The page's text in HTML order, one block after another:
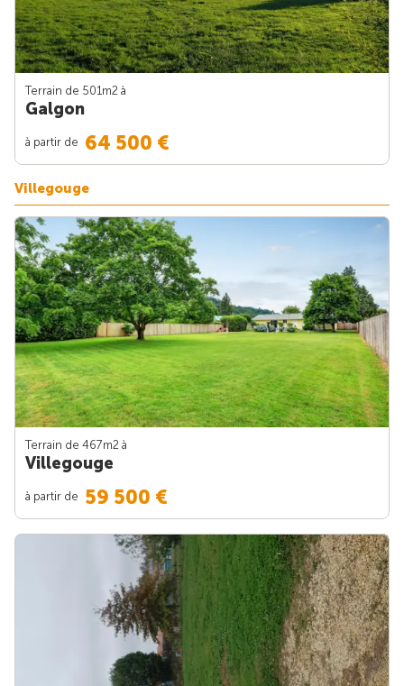
Terrain de 501m2 à
Galgon
à partir de 64 500 €
Villegouge
Terrain de 467m2 à
Villegouge
à partir de 59 500 €